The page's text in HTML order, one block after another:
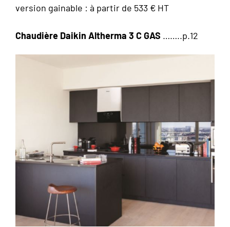
version gainable : à partir de 533 € HT
Chaudière Daikin Altherma 3 C GAS ……..p.12